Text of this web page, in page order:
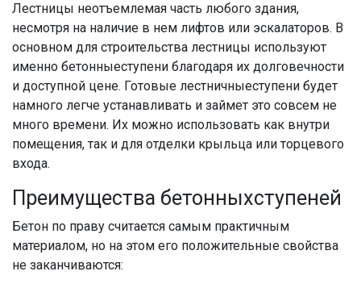
Лестницы неотъемлемая часть любого здания,
несмотря на наличие в нем лифтов или эскалаторов. В
основном для строительства лестницы используют
именно бетонныеступени благодаря их долговечности
и доступной цене. Готовые лестничныеступени будет
намного легче устанавливать и займет это совсем не
много времени. Их можно использовать как внутри
помещения, так и для отделки крыльца или торцевого
входа.
Преимущества бетонныхступеней
Бетон по праву считается самым практичным
материалом, но на этом его положительные свойства
не заканчиваются: